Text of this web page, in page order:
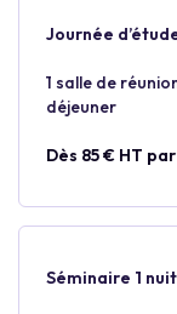
Journée
1 salle de
déjeuner
Dès 85 € HT
Séminaire 1 nuit